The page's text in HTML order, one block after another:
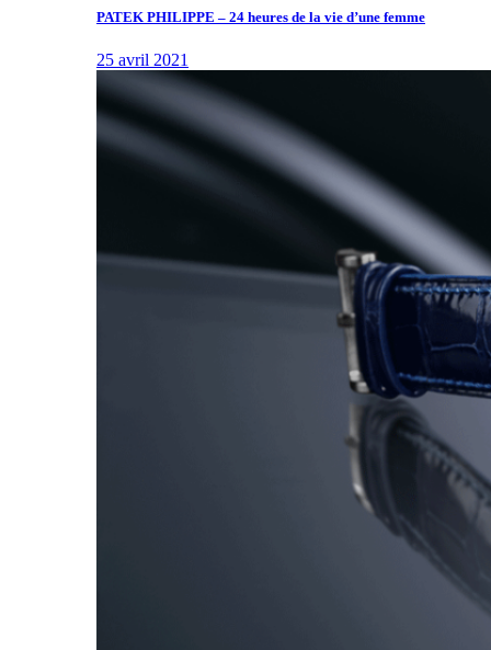
PATEK PHILIPPE – 24 heures de la vie d’une femme
25 avril 2021